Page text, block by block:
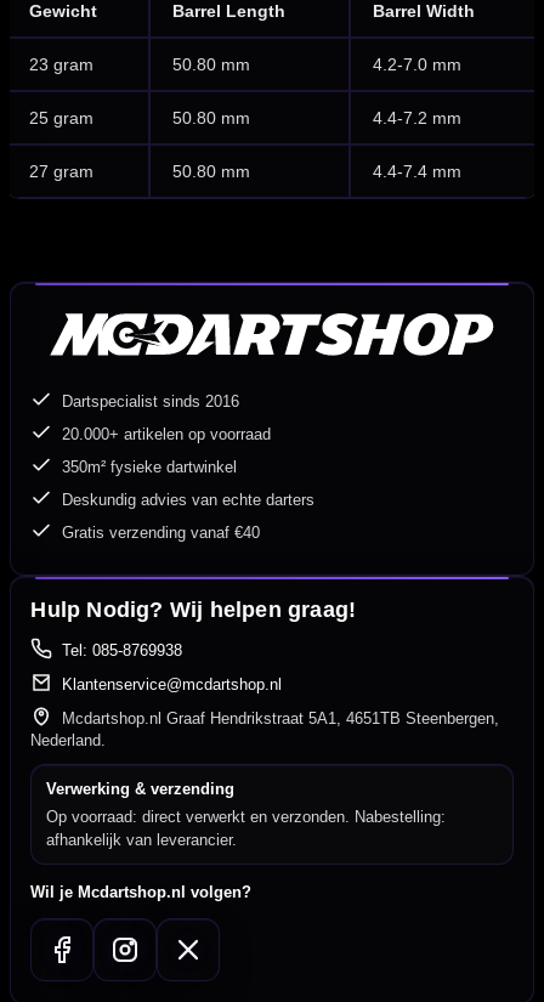
Gewicht Barrel Length Barrel Width
23 gram 50.80 mm 4.2-7.0 mm
25 gram 50.80 mm 4.4-7.2 mm
27 gram 50.80 mm 4.4-7.4 mm
Dartspecialist sinds 2016
20.000+ artikelen op voorraad
350m² fysieke dartwinkel
Deskundig advies van echte darters
Gratis verzending vanaf €40
Hulp Nodig? Wij helpen graag!
Tel: 085-8769938
Klantenservice@mcdartshop.nl
Mcdartshop.nl Graaf Hendrikstraat 5A1, 4651TB Steenbergen,
Nederland.
Verwerking & verzending
Op voorraad: direct verwerkt en verzonden. Nabestelling:
afhankelijk van leverancier.
Wil je Mcdartshop.nl volgen?